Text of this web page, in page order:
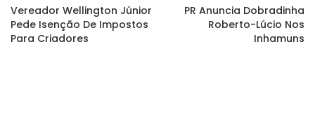
Vereador Wellington Júnior
Pede Isenção De Impostos
Para Criadores
PR Anuncia Dobradinha
Roberto-Lúcio Nos
Inhamuns